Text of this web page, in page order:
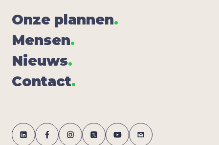
Onze plan­nen.
Men­sen.
Nieuws.
Con­tact.